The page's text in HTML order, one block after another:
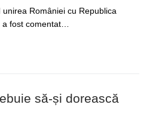
României cu Republica
fost comentat…
să-și dorească